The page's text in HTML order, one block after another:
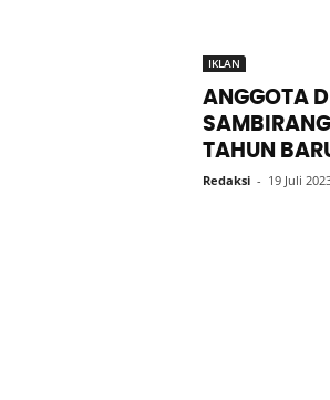
IKLAN
ANGGOTA
TAHUN
Redaksi - 19 Juli